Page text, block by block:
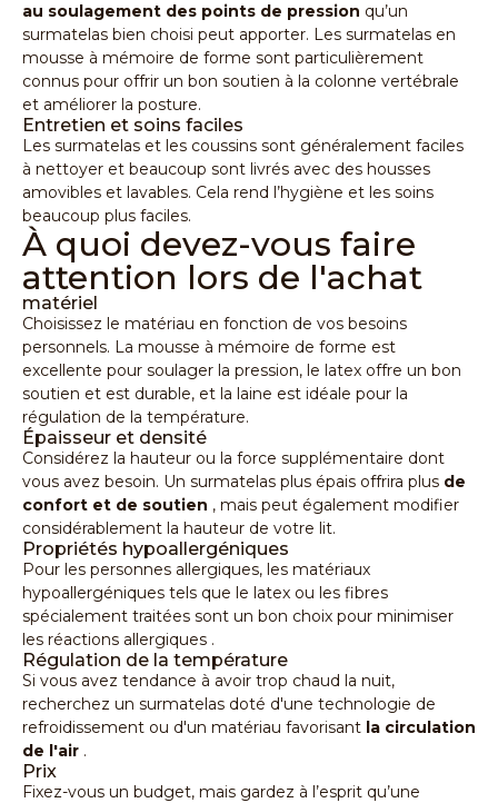
au soulagement des points de pression qu’un
surmatelas bien choisi peut apporter. Les surmatelas en
mousse à mémoire de forme sont particulièrement
connus pour offrir un bon soutien à la colonne vertébrale
et améliorer la posture.
Entretien et soins faciles
Les surmatelas et les coussins sont généralement faciles
à nettoyer et beaucoup sont livrés avec des housses
amovibles et lavables. Cela rend l’hygiène et les soins
beaucoup plus faciles.
À quoi devez-vous faire
attention lors de l'achat
matériel
Choisissez le matériau en fonction de vos besoins
personnels. La mousse à mémoire de forme est
excellente pour soulager la pression, le latex offre un bon
soutien et est durable, et la laine est idéale pour la
régulation de la température.
Épaisseur et densité
Considérez la hauteur ou la force supplémentaire dont
vous avez besoin. Un surmatelas plus épais offrira plus de
confort et de soutien , mais peut également modifier
considérablement la hauteur de votre lit.
Propriétés hypoallergéniques
Pour les personnes allergiques, les matériaux
hypoallergéniques tels que le latex ou les fibres
spécialement traitées sont un bon choix pour minimiser
les réactions allergiques .
Régulation de la température
Si vous avez tendance à avoir trop chaud la nuit,
recherchez un surmatelas doté d'une technologie de
refroidissement ou d'un matériau favorisant la circulation
de l'air .
Prix
Fixez-vous un budget, mais gardez à l’esprit qu’une